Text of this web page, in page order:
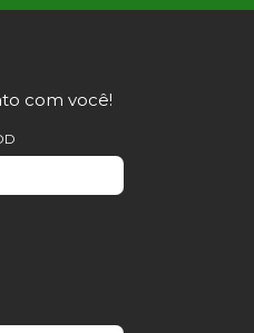
com você!